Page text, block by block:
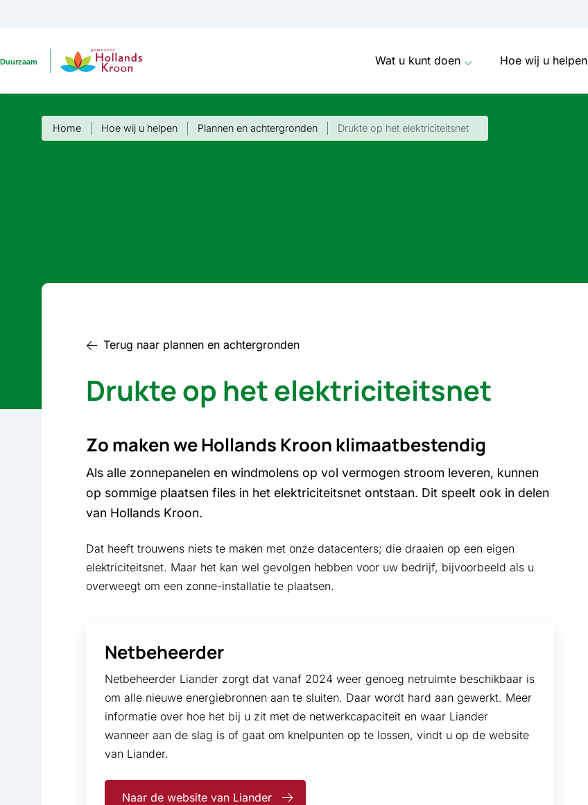
Wat u kunt doen Hoe wij u helpen
Home Hoe wij u helpen Plannen en achter­gronden Drukte op het elek­trici­teits­net
Terug naar plannen en achter­gronden
Drukte op het elek­trici­teits­net
Zo maken we Hollands Kroon klimaat­bestendig
Als alle zonnepanelen en windmolens op vol vermogen stroom leveren, kunnen
op sommige plaatsen files in het elektriciteitsnet ontstaan. Dit speelt ook in delen
van Hollands Kroon.
Dat heeft trouwens niets te maken met onze datacenters; die draaien op een eigen
elektriciteitsnet. Maar het kan wel gevolgen hebben voor uw bedrijf, bijvoorbeeld als u
overweegt om een zonne-installatie te plaatsen.
Netbeheerder
Netbeheerder Liander zorgt dat vanaf 2024 weer genoeg netruimte beschikbaar is
om alle nieuwe energiebronnen aan te sluiten. Daar wordt hard aan gewerkt. Meer
informatie over hoe het bij u zit met de netwerkcapaciteit en waar Liander
wanneer aan de slag is of gaat om knelpunten op te lossen, vindt u op de website
van Liander.
Naar de website van Liander